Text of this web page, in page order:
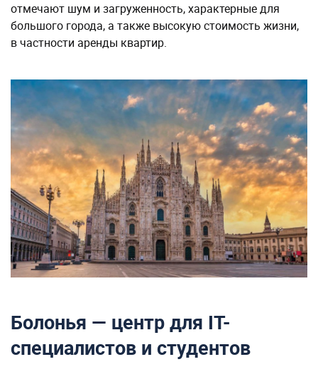
отмечают шум и загруженность, характерные для
большого города, а также высокую стоимость жизни,
в частности аренды квартир.
Болонья — центр для IT-
специалистов и студентов